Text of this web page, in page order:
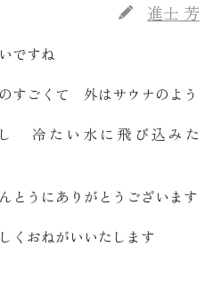
進士 芳
ですね
すごくて 外はサウナのよう
冷たい水に飛び込みた
うにありがとうございます
くおねがいいたします